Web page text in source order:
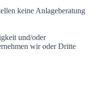
keine Anlageberatung
und/oder
wir oder Dritte